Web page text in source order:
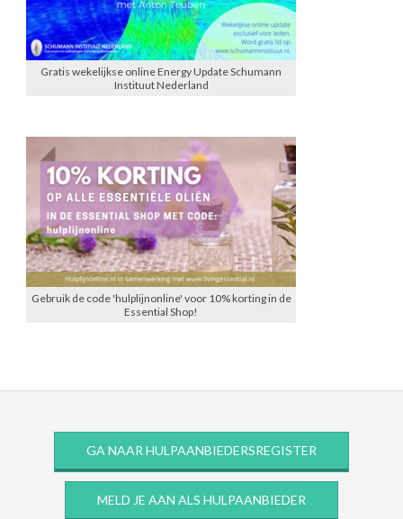
Gratis wekelijkse online Energy Update Schumann
Instituut Nederland
Gebruik de code 'hulplijnonline' voor 10% korting in de
Essential Shop!
GA NAAR HULPAANBIEDERSREGISTER
MELD JE AAN ALS HULPAANBIEDER